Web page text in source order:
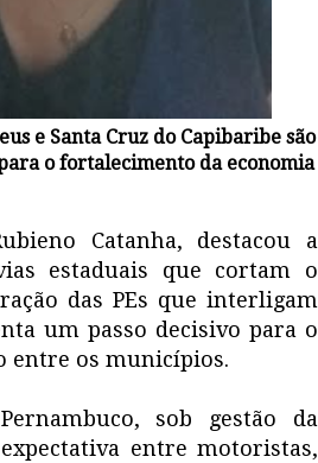
e Santa Cruz do Capibaribe são
o fortalecimento da economia
Catanha, destacou a
estaduais que cortam o
das PEs que interligam
um passo decisivo para o
entre os municípios.
sob gestão da
entre motoristas,